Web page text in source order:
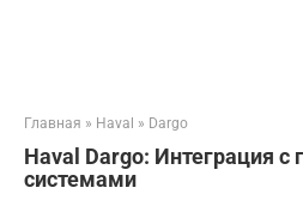
Главная » Haval » Dargo
Haval Dargo: Интеграция с
системами